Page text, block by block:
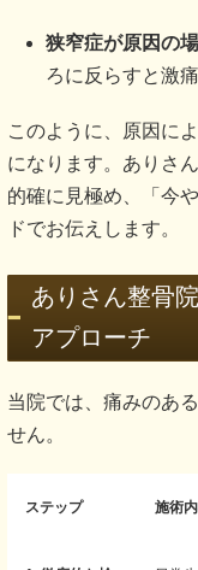
狭窄症が原因の場
ろに反らすと激
このように、原因に
になります。ありさ
的確に見極め、「今
ドでお伝えします。
ありさん整骨
アプローチ
当院では、痛みのあ
せん。
ステップ 施術